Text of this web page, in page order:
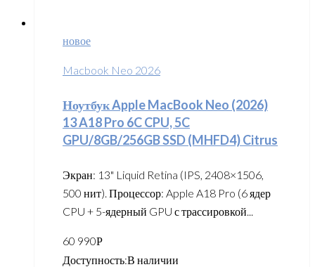
новое
Macbook Neo 2026
Ноутбук Apple MacBook Neo (2026)
13 A18 Pro 6C CPU, 5C
GPU/8GB/256GB SSD (MHFD4) Citrus
Экран: 13" Liquid Retina (IPS, 2408×1506,
500 нит). Процессор: Apple A18 Pro (6 ядер
CPU + 5-ядерный GPU с трассировкой...
60 990Р
Доступность:В наличии